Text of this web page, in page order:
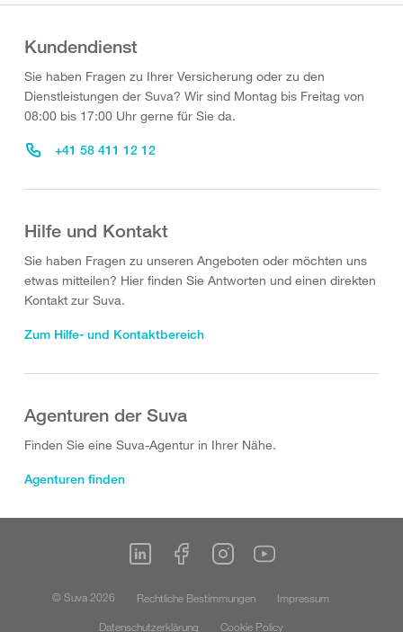
Kundendienst
Sie haben Fragen zu Ihrer Versicherung oder zu den
Dienstleistungen der Suva? Wir sind Montag bis Freitag von
08:00 bis 17:00 Uhr gerne für Sie da.
+41 58 411 12 12
Hilfe und Kontakt
Sie haben Fragen zu unseren Angeboten oder möchten uns
etwas mitteilen? Hier finden Sie Antworten und einen direkten
Kontakt zur Suva.
Zum Hilfe- und Kontaktbereich
Agenturen der Suva
Finden Sie eine Suva-Agentur in Ihrer Nähe.
Agenturen finden
© Suva 2026 Rechtliche Bestimmungen
Impressum
Datenschutzerklärung
Cookie Policy